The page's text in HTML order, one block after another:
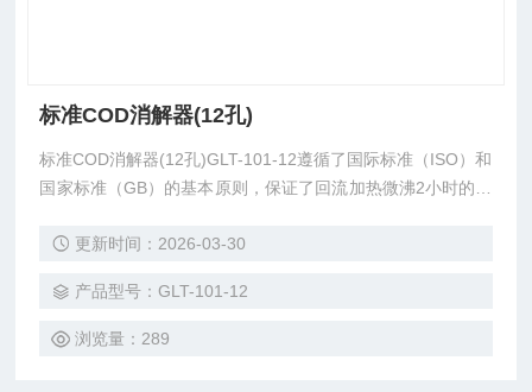
标准COD消解器(12孔)
标准COD消解器(12孔)GLT-101-12遵循了国际标准（ISO）和
国家标准（GB）的基本原则，保证了回流加热微沸2小时的消
精确的分析结果。
更新时间：2026-03-30
产品型号：GLT-101-12
浏览量：289